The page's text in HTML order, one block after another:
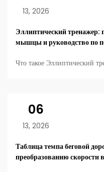
13, 2026
Эллиптический
мышцы и руководство по
06
13, 2026
Таблица темпа беговой
преобразованию скорости